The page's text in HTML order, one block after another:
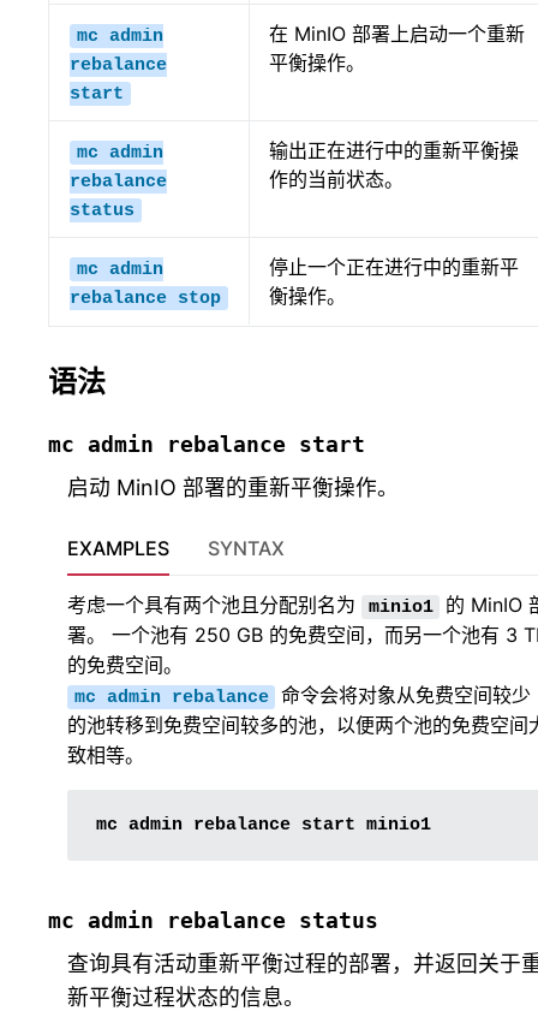
mc admin
rebalance
start
在 MinIO 部署上启动一个重新
平衡操作。
mc admin
rebalance
status
输出正在进行中的重新平衡操
作的当前状态。
mc admin
rebalance stop
停止一个正在进行中的重新平
衡操作。
语法
mc admin rebalance start
启动 MinIO 部署的重新平衡操作。
EXAMPLES
考虑一个具有两个池且分配别名为 minio1
的 MinIO
署。 一个池有 250 GB 的免费空间，而另一个池有 3
的免费空间。
mc admin rebalance
命令会将对象从免费空间较少
的池转移到免费空间较多的池，以便两个池的免费空间
致相等。
mc admin rebalance start
SYNTAX
mc admin rebalance status
查询具有活动重新平衡过程的部署，并返回关于
新平衡过程状态的信息。